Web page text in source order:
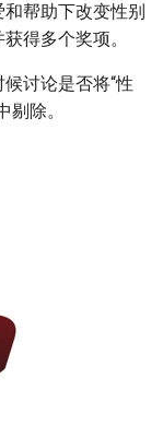
帮助下改变性别
得多个奖项。
讨论是否将“性
除。